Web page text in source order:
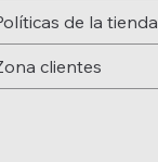
de la tienda
clientes